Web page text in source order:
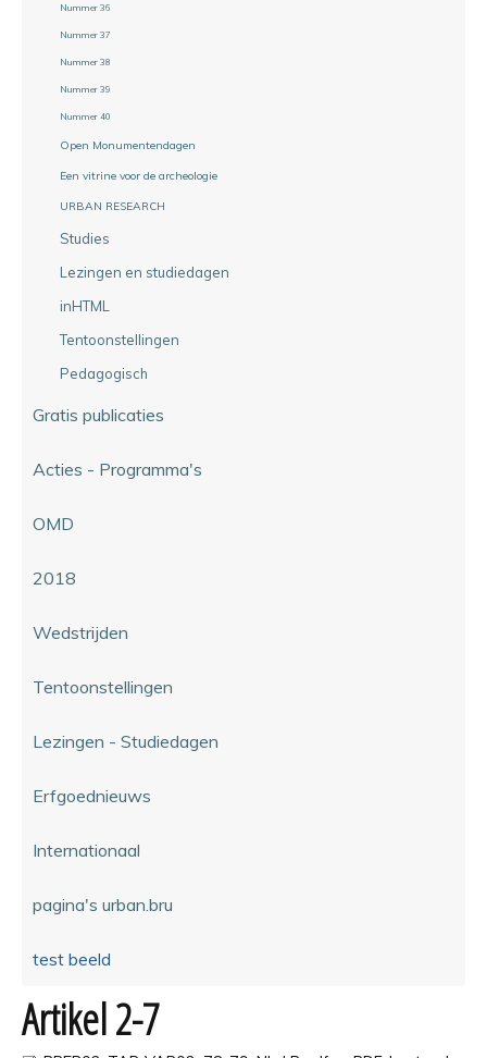
Nummer 36
Nummer 37
Nummer 38
Nummer 39
Nummer 40
Open Monumentendagen
Een vitrine voor de archeologie
URBAN RESEARCH
Studies
Lezingen en studiedagen
inHTML
Tentoonstellingen
Pedagogisch
Gratis publicaties
Acties - Programma's
OMD
2018
Wedstrijden
Tentoonstellingen
Lezingen - Studiedagen
Erfgoednieuws
Internationaal
pagina's urban.bru
test beeld
Artikel 2-7